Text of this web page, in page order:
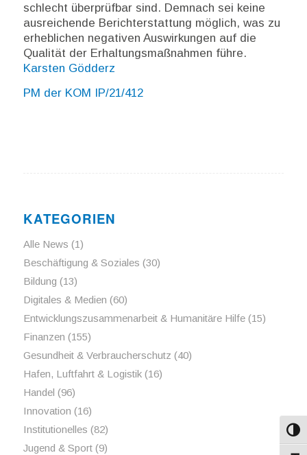
schlecht überprüfbar sind. Demnach sei keine
ausreichende Berichterstattung möglich, was zu
erheblichen negativen Auswirkungen auf die
Qualität der Erhaltungsmaßnahmen führe.
Karsten Gödderz
PM der KOM IP/21/412
KATEGORIEN
Alle News (1)
Beschäftigung & Soziales (30)
Bildung (13)
Digitales & Medien (60)
Entwicklungszusammenarbeit & Humanitäre Hilfe(15)
Finanzen (155)
Gesundheit & Verbraucherschutz (40)
Hafen, Luftfahrt & Logistik(16)
Handel (96)
Innovation (16)
Institutionelles (82)
Jugend & Sport(9)